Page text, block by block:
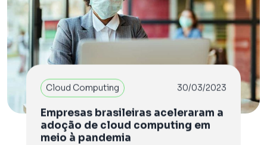
Cloud Computing 30/03/2023
Empresas brasileiras aceleraram a
adoção de cloud computing em
meio à pandemia